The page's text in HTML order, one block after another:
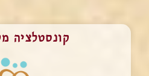
קונסטלציה